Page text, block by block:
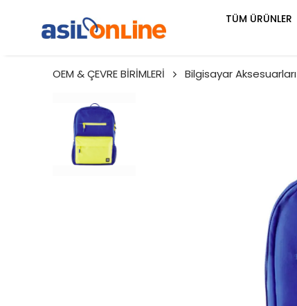
TÜM ÜRÜNLER
OEM & ÇEVRE BİRİMLERİ Bilgisayar Aksesuarları